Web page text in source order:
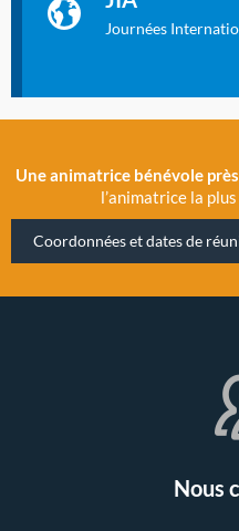
Journées
2019 la 11e Journée
évènement exceptionnel
Une animatrice bénévole
l’animatrice la
Coordonnées et dates de
Nous